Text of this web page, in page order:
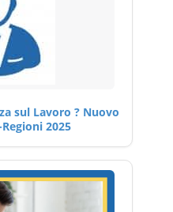
sul Lavoro ? Nuovo
2025